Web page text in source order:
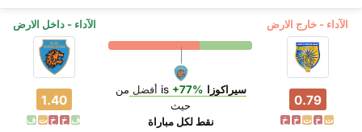
الآداء - داخل الارض الآداء - خارج الارض
1.40
ف خ خ ت ف
سيراكوزا +77% أفضل من
حيث
نقط لكل مباراة
0.79
ت خ ت خ خ